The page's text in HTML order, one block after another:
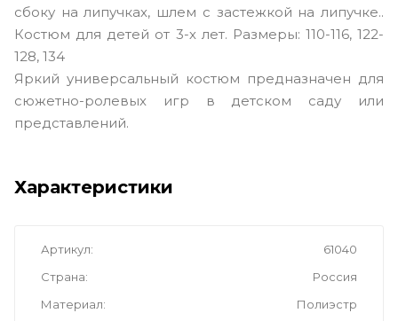
сбоку на липучках, шлем с застежкой на липучке..
Костюм для детей от 3-х лет. Размеры: 110-116, 122-
128, 134
Яркий универсальный костюм предназначен для
сюжетно-ролевых игр в детском саду или
представлений.
Характеристики
Артикул
61040
Страна
Россия
Материал
Полиэстр